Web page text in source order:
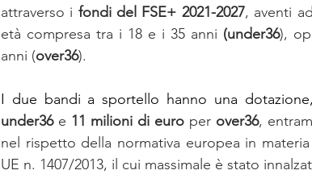
attraverso i fondi del FSE+ 2021-2027, aventi
età compresa tra i 18 e i 35 anni (under36),
anni (over36).
I due bandi a sportello hanno una
under36 e 11 milioni di euro per over36,
nel rispetto della normativa europea in
UE n. 1407/2013, il cui massimale è stato